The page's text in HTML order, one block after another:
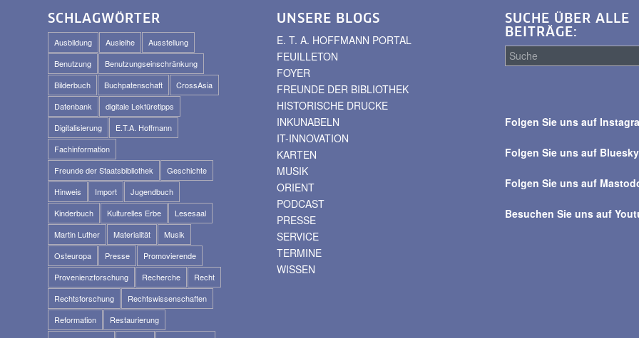
SCHLAGWÖRTER
Ausbildung Ausleihe
Ausstellung
Benutzung
Benutzungseinschränkung
Bilderbuch
Buchpatenschaft
CrossAsia
Datenbank
digitale Lektüretipps
Digitalisierung
E.T.A. Hoffmann
Fachinformation
Freunde der Staatsbibliothek
Geschichte
Hinweis
Import
Jugendbuch
Kinderbuch
Kulturelles Erbe
Lesesaal
Martin Luther
Materialität
Musik
Osteuropa
Presse
Promovierende
Provenienzforschung
Recherche
Recht
Rechtsforschung
Rechtswissenschaften
Reformation
Restaurierung
UNSERE BLOGS
E. T. A. HOFFMANN PORTAL
FEUILLETON
FOYER
FREUNDE DER BIBLIOTHEK
HISTORISCHE DRUCKE
INKUNABELN
IT-INNOVATION
KARTEN
MUSIK
ORIENT
PODCAST
PRESSE
SERVICE
TERMINE
WISSEN
SUCHE ÜBER ALLE
BEITRÄGE:
alle
Folgen Sie uns auf
Folgen Sie uns auf Bluesky
Folgen Sie uns auf
Besuchen Sie uns auf